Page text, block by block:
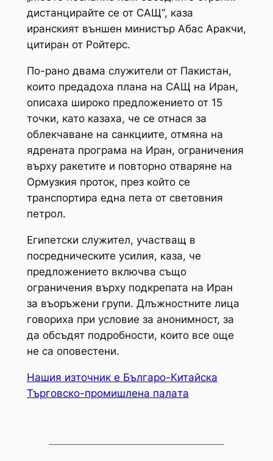
дистанцирайте се от САЩ“, каза
иранският външен министър Абас Аракчи,
цитиран от Ройтерс.
По-рано двама служители от Пакистан,
които предадоха плана на САЩ на Иран,
описаха широко предложението от 15
точки, като казаха, че се отнася за
облекчаване на санкциите, отмяна на
ядрената програма на Иран, ограничения
върху ракетите и повторно отваряне на
Ормузкия проток, през който се
транспортира една пета от световния
петрол.
Египетски служител, участващ в
посредническите усилия, каза, че
предложението включва също
ограничения върху подкрепата на Иран
за въоръжени групи. Длъжностните лица
говориха при условие за анонимност, за
да обсъдят подробности, които все още
не са оповестени.
Нашия източник е Българо-Китайска
Търговско-промишлена палaта